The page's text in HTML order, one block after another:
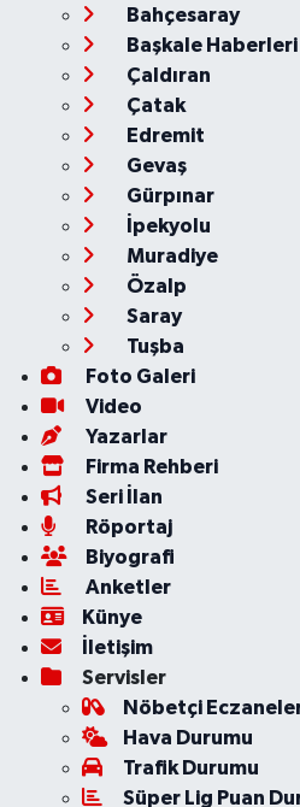
Bahçesaray
Başkale Haberleri
Çaldıran
Çatak
Edremit
Gevaş
Gürpınar
İpekyolu
Muradiye
Özalp
Saray
Tuşba
Foto Galeri
Video
Yazarlar
Firma Rehberi
Seri İlan
Röportaj
Biyografi
Anketler
Künye
İletişim
Servisler
Nöbetçi
Hava Durumu
Trafik Durumu
Süper Lig Puan